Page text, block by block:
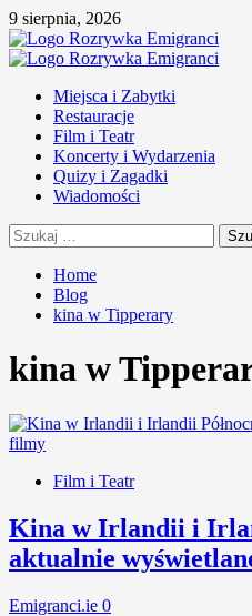
Skip
to
content
9 sierpnia, 2026
Primary
Miejsca i Zabytki
Restauracje
Film i Teatr
Koncerty i Wydarzenia
Quizy i Zagadki
Wiadomości
Szukaj:
Home
Blog
kina w Tipperary
kina w
Film i Teatr
Kina w Irlandii i
aktualnie
Emigranci.ie 0